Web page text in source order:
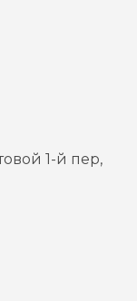
1-й пер,